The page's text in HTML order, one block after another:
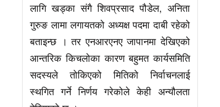
लागि खड्का संगै शिवप्रसाद पौडेल, अनिता
गुरुङ लामा लगायतको अध्यक्ष पदमा दाबी रहेको
बताइन्छ । तर एनआरएनए जापानमा देखिएको
आन्तरिक किचलोका कारण बहुमत कार्यसमिति
सदस्यले तोकिएको मितिको निर्वाचनलाई
स्थगित गर्ने निर्णय गरेकोले केही अन्यौलता